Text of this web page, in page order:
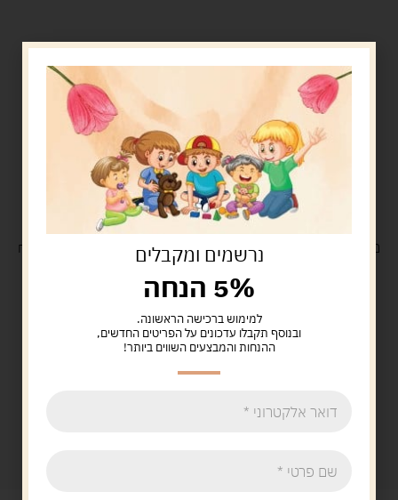
משלוח בקנייה מעל 329 ש"ח משלוח עםנרשמים ומקבלים
5% הנחה
למימוש ברכישה הראשונה.
ובנוסף תקבלו עדכונים על הפריטים החדשים,
ההנחות והמבצעים השווים ביותר!